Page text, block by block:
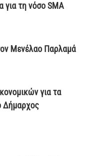
για τη νόσο SMA
Μενέλαο Παρλαμά
για τα
Δήμαρχος